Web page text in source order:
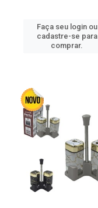
Faça seu login ou
cadastre-se para
comprar.